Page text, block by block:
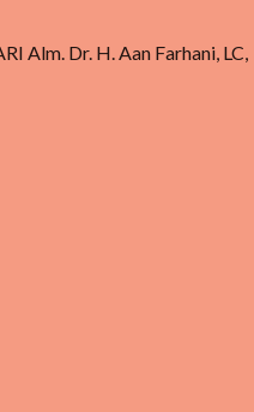
Alm. Dr. H. Aan Farhani, LC,